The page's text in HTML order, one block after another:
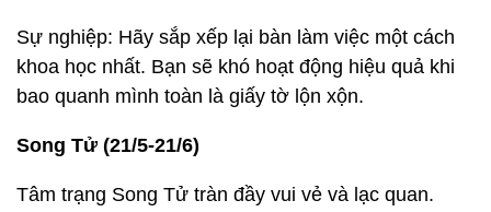
Sự nghiệp: Hãy sắp xếp lại bàn làm việc một cách
khoa học nhất. Bạn sẽ khó hoạt động hiệu quả khi
bao quanh mình toàn là giấy tờ lộn xộn.
Song Tử (21/5-21/6)
Tâm trạng Song Tử tràn đầy vui vẻ và lạc quan.